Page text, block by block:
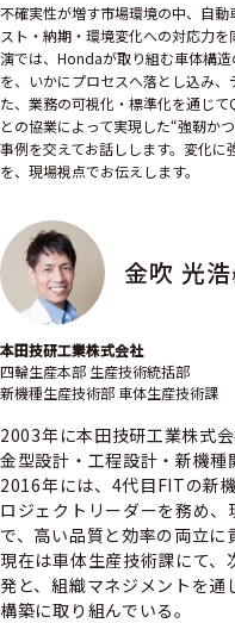
不確実性が増す市場環境の中、自
スト・納期・環境変化への対応力
演では、Hondaが取り組む車体構造
を、いかにプロセスへ落とし込み
た、業務の可視化・標準化を通じ
との協業によって実現した“強靭か
事例を交えてお話しします。変化
を、現場視点でお伝えします。
金吹 光浩
本田技研工業株式会社
四輪生産本部 生産技術統括部
新機種生産技術部 車体生産技術課
2003年に本田技研工業株式
金型設計・工程設計・新機種
2016年には、4代目FITの新
ロジェクトリーダーを務め
で、高い品質と効率の両立に
現在は車体生産技術課にて
発と、組織マネジメントを
構築に取り組んでいる。